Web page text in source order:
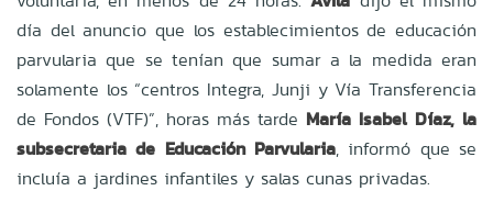
día del anuncio que los establecimientos de educación
parvularia que se tenían que sumar a la medida eran
solamente los “centros Integra, Junji y Vía Transferencia
de Fondos (VTF)”, horas más tarde María Isabel Díaz, la
subsecretaria de Educación Parvularia, informó que se
incluía a jardines infantiles y salas cunas privadas.